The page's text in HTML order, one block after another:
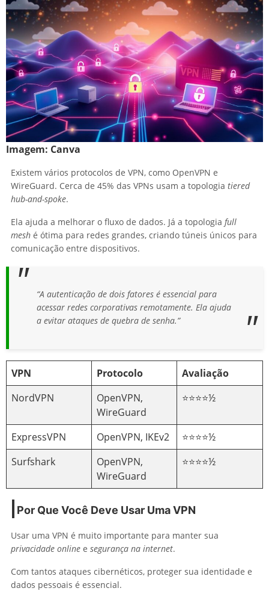
Imagem: Canva
Existem vários protocolos de VPN, como OpenVPN e
WireGuard. Cerca de 45% das VPNs usam a topologia tiered
hub-and-spoke.
Ela ajuda a melhorar o fluxo de dados. Já a topologia full
mesh é ótima para redes grandes, criando túneis únicos para
comunicação entre dispositivos.
“A autenticação de dois fatores é essencial para
acessar redes corporativas remotamente. Ela ajuda
a evitar ataques de quebra de senha.”
VPN Protocolo
Avaliação
NordVPN
OpenVPN,
WireGuard
⭐⭐⭐⭐½
ExpressVPN OpenVPN, IKEv2
⭐⭐⭐⭐½
Surfshark
OpenVPN,
WireGuard
⭐⭐⭐⭐½
Por Que Você Deve Usar Uma VPN
Usar uma VPN é muito importante para manter sua
privacidade online e segurança na internet.
Com tantos ataques cibernéticos, proteger sua identidade e
dados pessoais é essencial.